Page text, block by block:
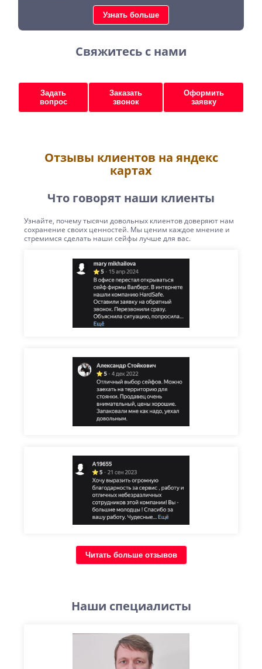
Узнать больше
Свяжитесь с нами
Задать
вопрос
Заказать
звонок
Оформить
заявку
Отзывы клиентов на яндекс
картах
Что говорят наши клиенты
Узнайте, почему тысячи довольных клиентов доверяют нам
сохранение своих ценностей. Мы ценим каждое мнение и
стремимся сделать наши сейфы лучше для вас.
Читать больше отзывов
Наши специалисты